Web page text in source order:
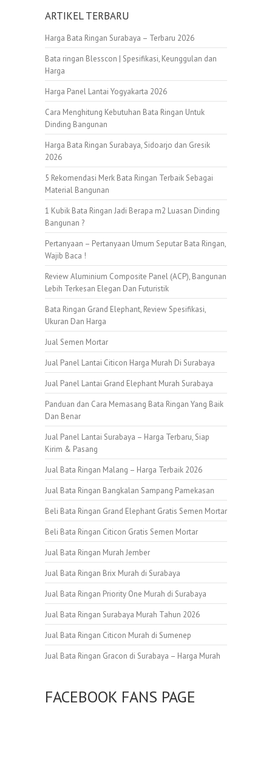
ARTIKEL TERBARU
Harga Bata Ringan Surabaya – Terbaru 2026
Bata ringan Blesscon | Spesifikasi, Keunggulan dan
Harga
Harga Panel Lantai Yogyakarta 2026
Cara Menghitung Kebutuhan Bata Ringan Untuk
Dinding Bangunan
Harga Bata Ringan Surabaya, Sidoarjo dan Gresik
2026
5 Rekomendasi Merk Bata Ringan Terbaik Sebagai
Material Bangunan
1 Kubik Bata Ringan Jadi Berapa m2 Luasan Dinding
Bangunan ?
Pertanyaan – Pertanyaan Umum Seputar Bata Ringan,
Wajib Baca !
Review Aluminium Composite Panel (ACP), Bangunan
Lebih Terkesan Elegan Dan Futuristik
Bata Ringan Grand Elephant, Review Spesifikasi,
Ukuran Dan Harga
Jual Semen Mortar
Jual Panel Lantai Citicon Harga Murah Di Surabaya
Jual Panel Lantai Grand Elephant Murah Surabaya
Panduan dan Cara Memasang Bata Ringan Yang Baik
Dan Benar
Jual Panel Lantai Surabaya – Harga Terbaru, Siap
Kirim & Pasang
Jual Bata Ringan Malang – Harga Terbaik 2026
Jual Bata Ringan Bangkalan Sampang Pamekasan
Beli Bata Ringan Grand Elephant Gratis Semen Mortar
Beli Bata Ringan Citicon Gratis Semen Mortar
Jual Bata Ringan Murah Jember
Jual Bata Ringan Brix Murah di Surabaya
Jual Bata Ringan Priority One Murah di Surabaya
Jual Bata Ringan Surabaya Murah Tahun 2026
Jual Bata Ringan Citicon Murah di Sumenep
Jual Bata Ringan Gracon di Surabaya – Harga Murah
FACEBOOK FANS PAGE